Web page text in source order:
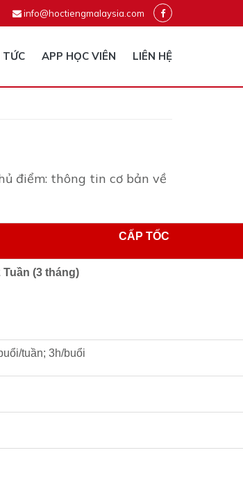
info@hoctiengmalaysia.com
TỨC APP HỌC VIÊN LIÊN HỆ
điểm: thông tin cơ bản về
CẤP TỐC
Tuần (3 tháng)
tuần; 3h/buổi